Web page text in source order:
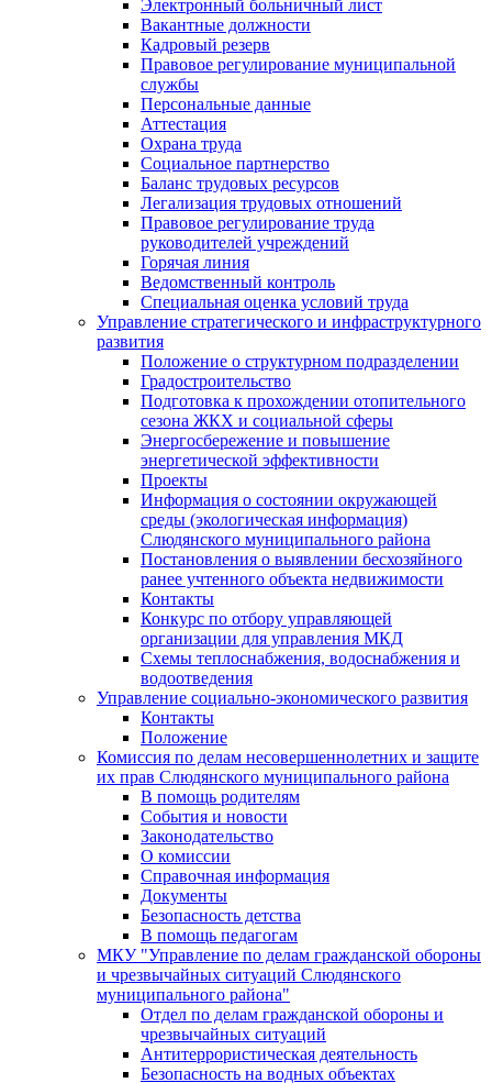
Электронный больничный лист
Вакантные должности
Кадровый резерв
Правовое регулирование муниципальной
службы
Персональные данные
Аттестация
Охрана труда
Социальное партнерство
Баланс трудовых ресурсов
Легализация трудовых отношений
Правовое регулирование труда
руководителей учреждений
Горячая линия
Ведомственный контроль
Специальная оценка условий труда
Управление стратегического и инфраструктурного
развития
Положение о структурном подразделении
Градостроительство
Подготовка к прохождении отопительного
сезона ЖКХ и социальной сферы
Энергосбережение и повышение
энергетической эффективности
Проекты
Информация о состоянии окружающей
среды (экологическая информация)
Слюдянского муниципального района
Постановления о выявлении бесхозяйного
ранее учтенного объекта недвижимости
Контакты
Конкурс по отбору управляющей
организации для управления МКД
Схемы теплоснабжения, водоснабжения и
водоотведения
Управление социально-экономического развития
Контакты
Положение
Комиссия по делам несовершеннолетних и защите
их прав Слюдянского муниципального района
В помощь родителям
События и новости
Законодательство
О комиссии
Справочная информация
Документы
Безопасность детства
В помощь педагогам
МКУ "Управление по делам гражданской обороны
и чрезвычайных ситуаций Слюдянского
муниципального района"
Отдел по делам гражданской обороны и
чрезвычайных ситуаций
Антитеррористическая деятельность
Безопасность на водных объектах